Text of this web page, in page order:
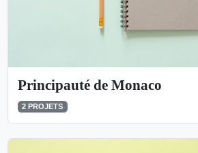
Principauté de Monaco
2 PROJETS